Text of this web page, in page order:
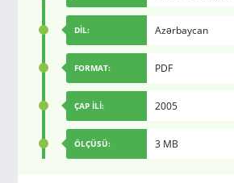
DİL: Azərbaycan
FORMAT: PDF
ÇAP İLİ: 2005
ÖLÇÜSÜ: 3 MB